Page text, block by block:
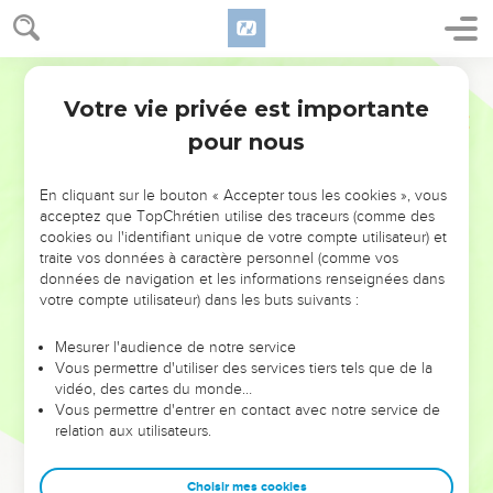
NE MANQUEZ PAS L’ÉVÉNEMENT
DE L’ANNÉE !
ET SI LEURS ERREURS POUVAIENT VOUS ÉVITER LES
VOTRES ?
leur foi ou leur vision. Mais on voit moins les doutes, les erreurs
et les saisons difficiles qu'ils ont traversés, alors même que ce
sont elles qui les ont façonnés.
Dans cette conférence, leaders, entrepreneurs, et responsables
clés pour avancer avec plus de sagesse afin que leurs erreurs
Votre vie privée est importante
pour nous
En cliquant sur le bouton « Accepter tous les cookies », vous
acceptez que TopChrétien utilise des traceurs (comme des
cookies ou l'identifiant unique de votre compte utilisateur) et
traite vos données à caractère personnel (comme vos
données de navigation et les informations renseignées dans
votre compte utilisateur) dans les buts suivants :
Mesurer l'audience de notre service
Vous permettre d'utiliser des services tiers tels que de la
vidéo, des cartes du monde…
Vous permettre d'entrer en contact avec notre service de
relation aux utilisateurs.
Choisir mes cookies